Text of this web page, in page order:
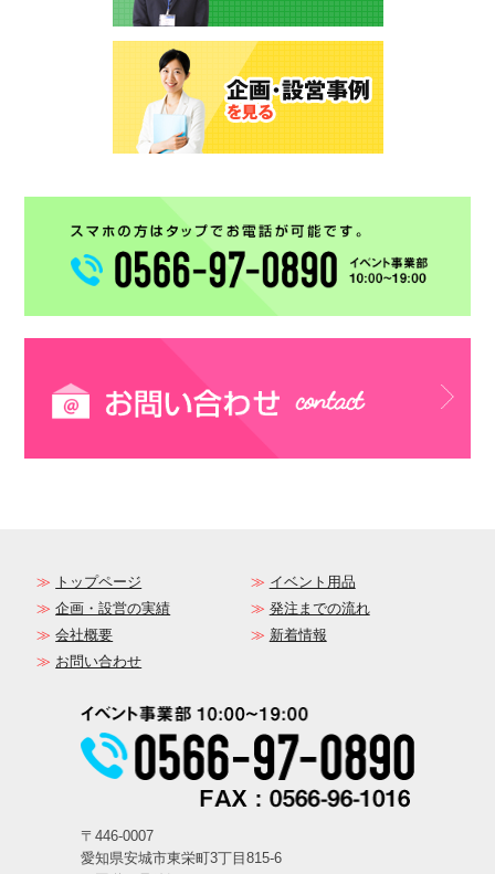
トップページ
イベント用品
企画・設営の実績
発注までの流れ
会社概要
新着情報
お問い合わせ
〒446-0007
愛知県安城市東栄町3丁目815-6